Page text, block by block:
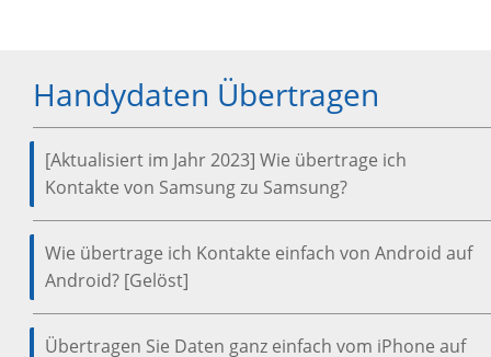
Handydaten Übertragen
[Aktualisiert im Jahr 2023] Wie übertrage ich
Kontakte von Samsung zu Samsung?
Wie übertrage ich Kontakte einfach von Android auf
Android? [Gelöst]
Übertragen Sie Daten ganz einfach vom iPhone auf